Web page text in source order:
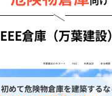
EEE倉庫（万葉建設）